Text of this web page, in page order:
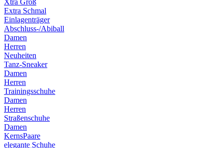
Xtra Groß
Extra Schmal
Einlagenträger
Abschluss-/Abiball
Damen
Herren
Neuheiten
Tanz-Sneaker
Damen
Herren
Trainingsschuhe
Damen
Herren
Straßenschuhe
Damen
KernsPaare
elegante Schuhe